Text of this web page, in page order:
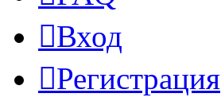
Вход
Регистрация